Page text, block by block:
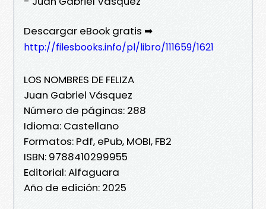
Descargar eBook gratis ➡
http://filesbooks.info/pl/libro/111659/1621
LOS NOMBRES DE FELIZA
Juan Gabriel Vásquez
Número de páginas: 288
Idioma: Castellano
Formatos: Pdf, ePub, MOBI, FB2
ISBN: 9788410299955
Editorial: Alfaguara
Año de edición: 2025